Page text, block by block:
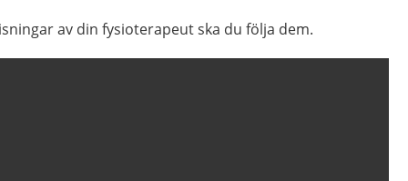
av din fysioterapeut ska du följa dem.